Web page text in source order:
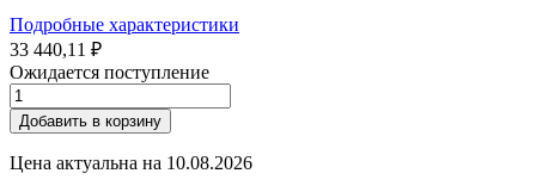
Подробные характеристики
33 440,11 ₽
Ожидается поступление
Добавить в корзину
Цена актуальна на 10.08.2026